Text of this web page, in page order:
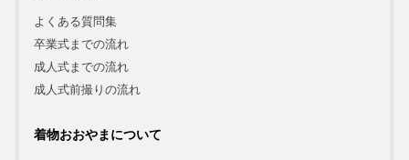
よくある質問集
卒業式までの流れ
成人式までの流れ
成人式前撮りの流れ
着物おおやまについて